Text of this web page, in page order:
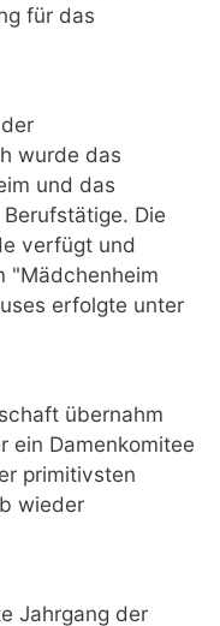
für das
wurde das
und das
Die
verfügt und
"Mädchenheim
erfolgte unter
übernahm
ein Damenkomitee
primitivsten
wieder
Jahrgang der